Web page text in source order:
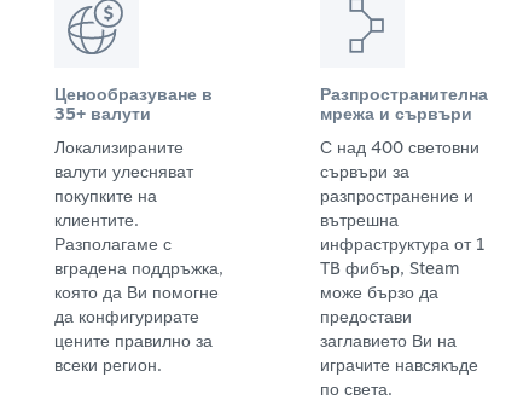
Ценообразуване в
35+ валути
Локализираните
валути улесняват
покупките на
клиентите.
Разполагаме с
вградена поддръжка,
която да Ви помогне
да конфигурирате
цените правилно за
всеки регион.
Разпространителна
мрежа и сървъри
С над 400 световни
сървъри за
разпространение и
вътрешна
инфраструктура от 1
TB фибър, Steam
може бързо да
предостави
заглавието Ви на
играчите навсякъде
по света.